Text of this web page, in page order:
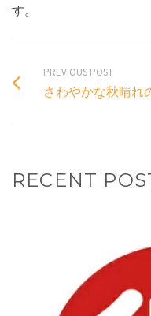
す。
PREVIOUS POST
さわやかな秋晴れ
RECENT